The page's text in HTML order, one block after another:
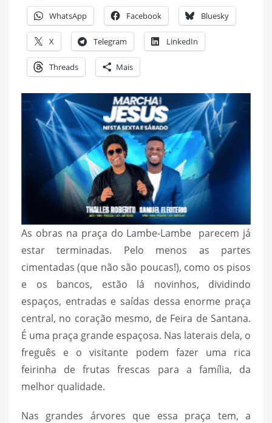
WhatsApp Facebook Bluesky
X Telegram LinkedIn
Threads Mais
As obras na praça do Lambe-Lambe parecem já
estar terminadas. Pelo menos as partes
cimentadas (que não são poucas!), como os pisos
e os bancos, estão lá novinhos, dividindo
espaços, entradas e saídas dessa enorme praça
central, no coração mesmo, de Feira de Santana.
É uma praça grande espaçosa. Nas laterais dela, o
freguês e o visitante podem fazer uma rica
feirinha de frutas frescas para a família, da
melhor qualidade.
Nas grandes árvores que essa praça tem, a